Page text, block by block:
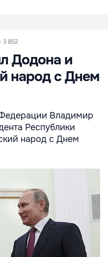
3 852
Додона и
народ с Днем
Владимир
Республики
народ с Днем